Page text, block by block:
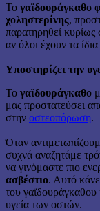
Το γαϊδουράγκαθο
χοληστερίνης,
παρατηρηθεί κυρίως
αν όλοι έχουν τα
Υποστηρίζει την
Το γαϊδουράγκαθο
μας προστατεύσει
στην οστεοπόρωση.
Όταν
συχνά αναζητάμε
να γινόμαστε πιο
ασβέστιο. Αυτό
του
υγεία των οστών.